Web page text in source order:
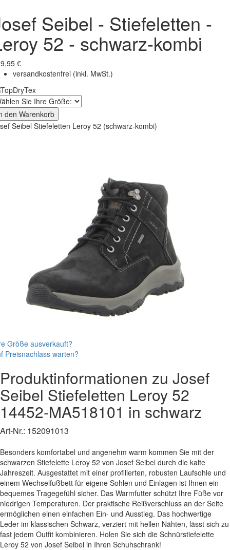
Seibel - Stiefeletten -
52 - schwarz-kombi
€
versandkostenfrei (inkl. MwSt.)
den Warenkorb
Seibel Stiefeletten Leroy 52 (schwarz-kombi)
Größe ausverkauft?
Preisnachlass warten?
Produktinformationen zu Josef
Seibel Stiefeletten Leroy 52
14452-MA518101 in schwarz
Art-Nr.: 152091013
Besonders komfortabel und angenehm warm kommen Sie mit der
schwarzen Stiefelette Leroy 52 von Josef Seibel durch die kalte
Jahreszeit. Ausgestattet mit einer profilierten, robusten Laufsohle und
einem Wechselfußbett für eigene Sohlen und Einlagen ist Ihnen ein
bequemes Tragegefühl sicher. Das Warmfutter schützt Ihre Füße vor
niedrigen Temperaturen. Der praktische Reißverschluss an der Seite
ermöglichen einen einfachen Ein- und Ausstieg. Das hochwertige
Leder im klassischen Schwarz, verziert mit hellen Nähten, lässt sich zu
fast jedem Outfit kombinieren. Holen Sie sich die Schnürstiefelette
Leroy 52 von Josef Seibel in Ihren Schuhschrank!